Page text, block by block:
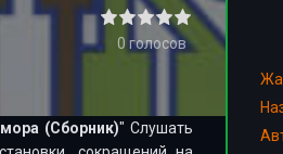
0 голосов
(Сборник)" Слушать